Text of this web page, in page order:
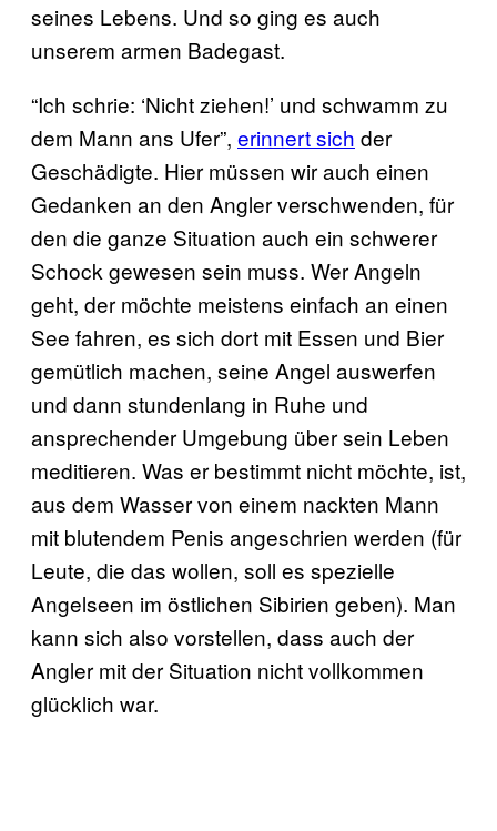
seines Lebens. Und so ging es auch
unserem armen Badegast.
“Ich schrie: ‘Nicht ziehen!’ und schwamm zu
dem Mann ans Ufer”, erinnert sich der
Geschädigte. Hier müssen wir auch einen
Gedanken an den Angler verschwenden, für
den die ganze Situation auch ein schwerer
Schock gewesen sein muss. Wer Angeln
geht, der möchte meistens einfach an einen
See fahren, es sich dort mit Essen und Bier
gemütlich machen, seine Angel auswerfen
und dann stundenlang in Ruhe und
ansprechender Umgebung über sein Leben
meditieren. Was er bestimmt nicht möchte, ist,
aus dem Wasser von einem nackten Mann
mit blutendem Penis angeschrien werden (für
Leute, die das wollen, soll es spezielle
Angelseen im östlichen Sibirien geben). Man
kann sich also vorstellen, dass auch der
Angler mit der Situation nicht vollkommen
glücklich war.